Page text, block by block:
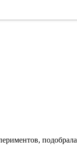
подобрала